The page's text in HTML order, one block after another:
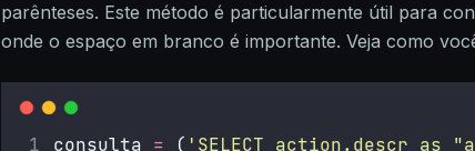
parênteses. Este método é particularmente útil para
onde o espaço em branco é importante. Veja como
consulta = ( ' SELECT action.descr as